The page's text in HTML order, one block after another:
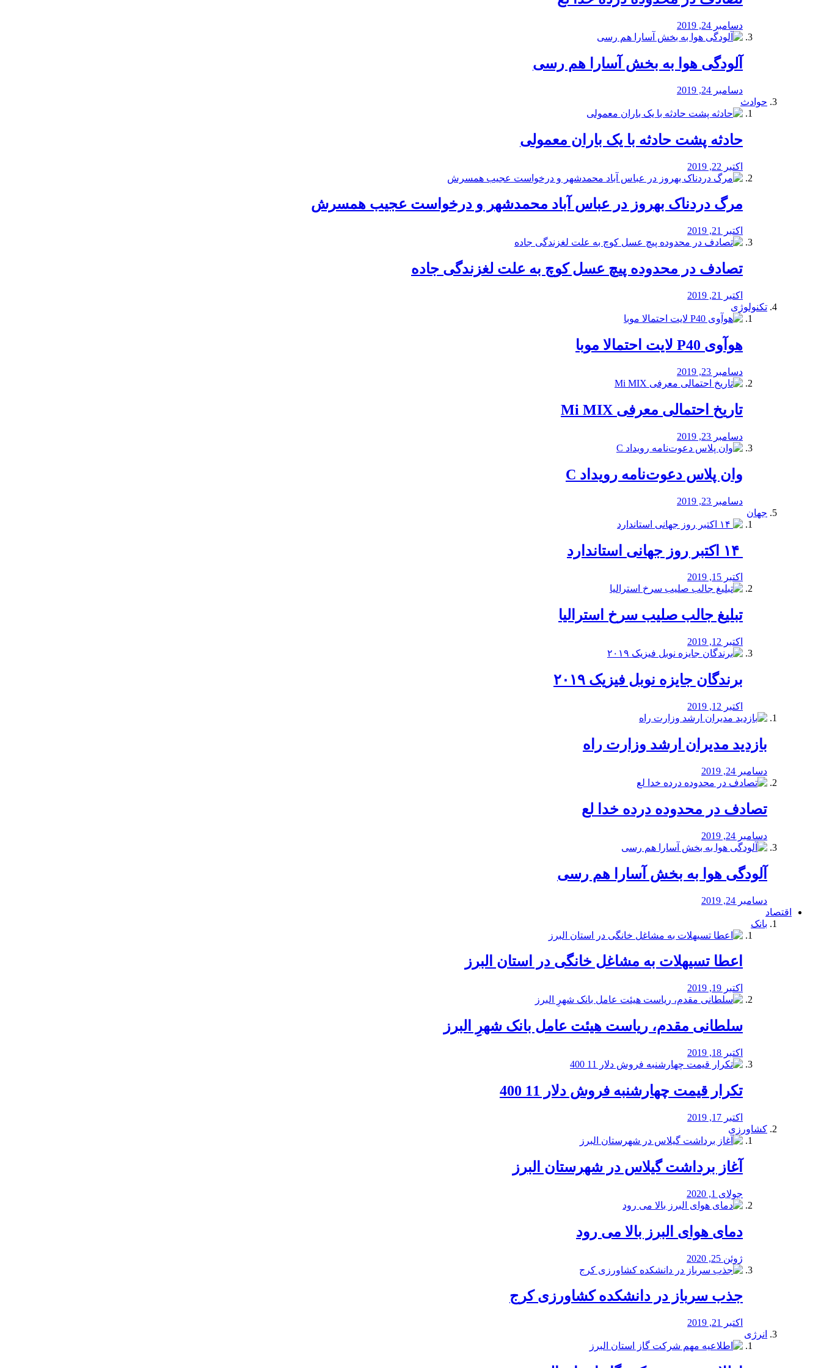
دسامبر 24, 2019
آلودگی هوا به بخش آسارا هم رسی
دسامبر 24, 2019
حوادث
️حادثه پشت حادثه با یک باران معمولی
اکتبر 22, 2019
مرگ دردناک بهروز در عباس آباد محمدشهر و درخواست عجیب همسرش
اکتبر 21, 2019
تصادف در محدوده پیچ عسل کوچ به علت لغزندگی جاده
اکتبر 21, 2019
تکنولوژی
هوآوی P40 لایت احتمالا موبا
دسامبر 23, 2019
تاریخ احتمالی معرفی Mi MIX
دسامبر 23, 2019
وان پلاس دعوت‌نامه رویداد C
دسامبر 23, 2019
جهان
اکتبر 15, 2019
تبلیغ جالب صلیب سرخ استرالیا
اکتبر 12, 2019
برندگان جایزه نوبل فیزیک ۲۰۱۹
اکتبر 12, 2019
بازدید مدیران ارشد وزارت راه
دسامبر 24, 2019
تصادف در محدوده درده خدا لع
دسامبر 24, 2019
آلودگی هوا به بخش آسارا هم رسی
دسامبر 24, 2019
اقتصاد
بانک
️اعطا تسیهلات به مشاغل خانگی در استان البرز
اکتبر 19, 2019
سلطانی مقدم، ریاست هیئت عامل بانک شهرِ البرز
اکتبر 18, 2019
تکرار قیمت چهارشنبه فروش دلار 11 400
اکتبر 17, 2019
کشاورزی
آغاز برداشت گیلاس در شهرستان البرز
جولای 1, 2020
دمای هوای البرز بالا می رود
ژوئن 25, 2020
جذب سرباز در دانشکده کشاورزی کرج
اکتبر 21, 2019
انرژی